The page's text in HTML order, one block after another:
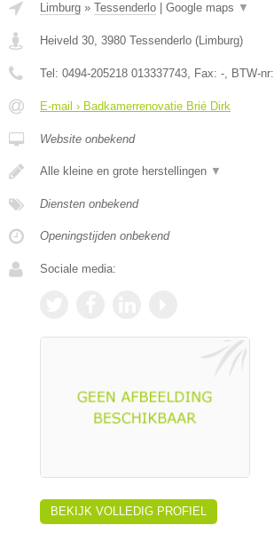
Limburg » Tessenderlo Google maps ▼
Heiveld 30, 3980 Tessenderlo (Limburg)
Tel: 0494-205218 013337743, Fax: -, BTW-nr:
E-mail › Badkamerrenovatie Brié Dirk
Website onbekend
Alle kleine en grote herstellingen ▼
Diensten onbekend
Openingstijden onbekend
Sociale media:
BEKIJK VOLLEDIG PROFIEL